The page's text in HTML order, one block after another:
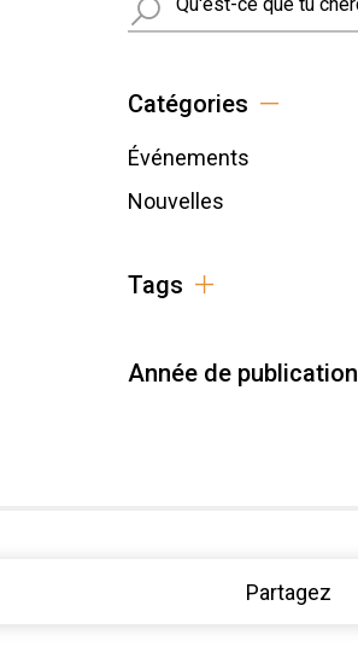
Busca
Catégories
Événements
Nouvelles
Tags
Année de publication
Partagez